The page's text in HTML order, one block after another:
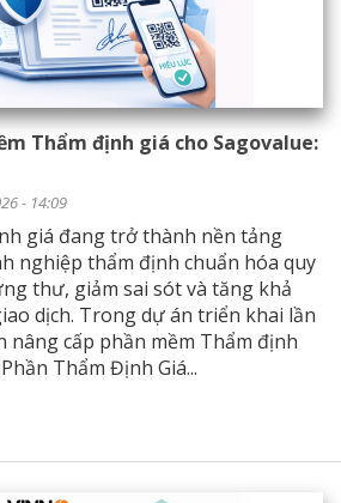
Thẩm định giá cho Sagovalue:
- 14:09
giá đang trở thành nền tảng
nghiệp thẩm định chuẩn hóa quy
thư, giảm sai sót và tăng khả
dịch. Trong dự án triển khai lần
nâng cấp phần mềm Thẩm định
Thẩm Định Giá...